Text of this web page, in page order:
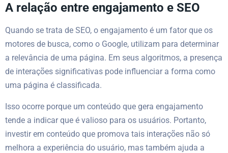
A relação entre engajamento e SEO
Quando se trata de SEO, o engajamento é um fator que os
motores de busca, como o Google, utilizam para determinar
a relevância de uma página. Em seus algoritmos, a presença
de interações significativas pode influenciar a forma como
uma página é classificada.
Isso ocorre porque um conteúdo que gera engajamento
tende a indicar que é valioso para os usuários. Portanto,
investir em conteúdo que promova tais interações não só
melhora a experiência do usuário, mas também ajuda a